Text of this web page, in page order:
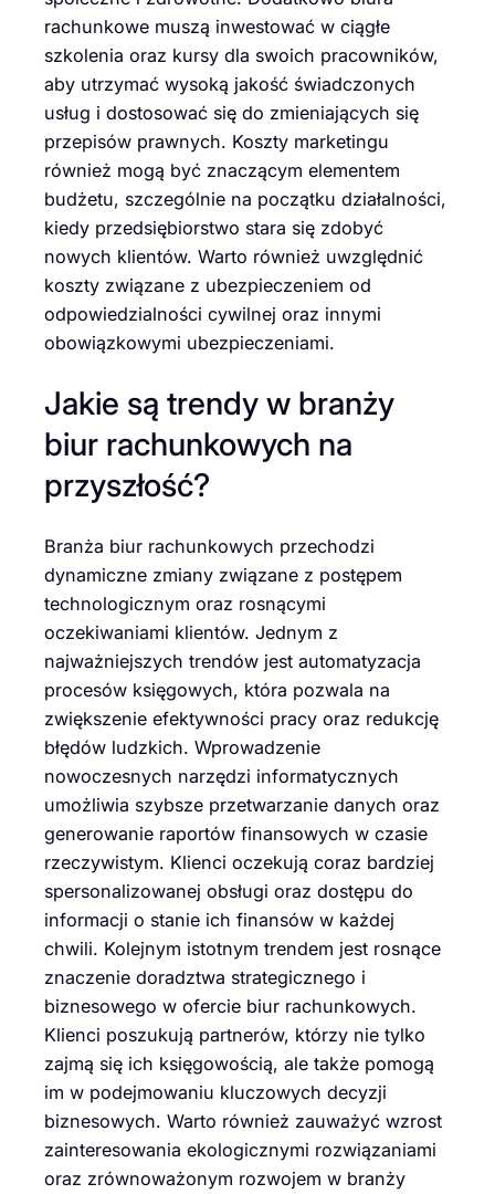
rachunkowe muszą inwestować w ciągłe
szkolenia oraz kursy dla swoich pracowników,
aby utrzymać wysoką jakość świadczonych
usług i dostosować się do zmieniających się
przepisów prawnych. Koszty marketingu
również mogą być znaczącym elementem
budżetu, szczególnie na początku działalności,
kiedy przedsiębiorstwo stara się zdobyć
nowych klientów. Warto również uwzględnić
koszty związane z ubezpieczeniem od
odpowiedzialności cywilnej oraz innymi
obowiązkowymi ubezpieczeniami.
Jakie są trendy w branży
biur rachunkowych na
przyszłość?
Branża biur rachunkowych przechodzi
dynamiczne zmiany związane z postępem
technologicznym oraz rosnącymi
oczekiwaniami klientów. Jednym z
najważniejszych trendów jest automatyzacja
procesów księgowych, która pozwala na
zwiększenie efektywności pracy oraz redukcję
błędów ludzkich. Wprowadzenie
nowoczesnych narzędzi informatycznych
umożliwia szybsze przetwarzanie danych oraz
generowanie raportów finansowych w czasie
rzeczywistym. Klienci oczekują coraz bardziej
spersonalizowanej obsługi oraz dostępu do
informacji o stanie ich finansów w każdej
chwili. Kolejnym istotnym trendem jest rosnące
znaczenie doradztwa strategicznego i
biznesowego w ofercie biur rachunkowych.
Klienci poszukują partnerów, którzy nie tylko
zajmą się ich księgowością, ale także pomogą
im w podejmowaniu kluczowych decyzji
biznesowych. Warto również zauważyć wzrost
zainteresowania ekologicznymi rozwiązaniami
oraz zrównoważonym rozwojem w branży